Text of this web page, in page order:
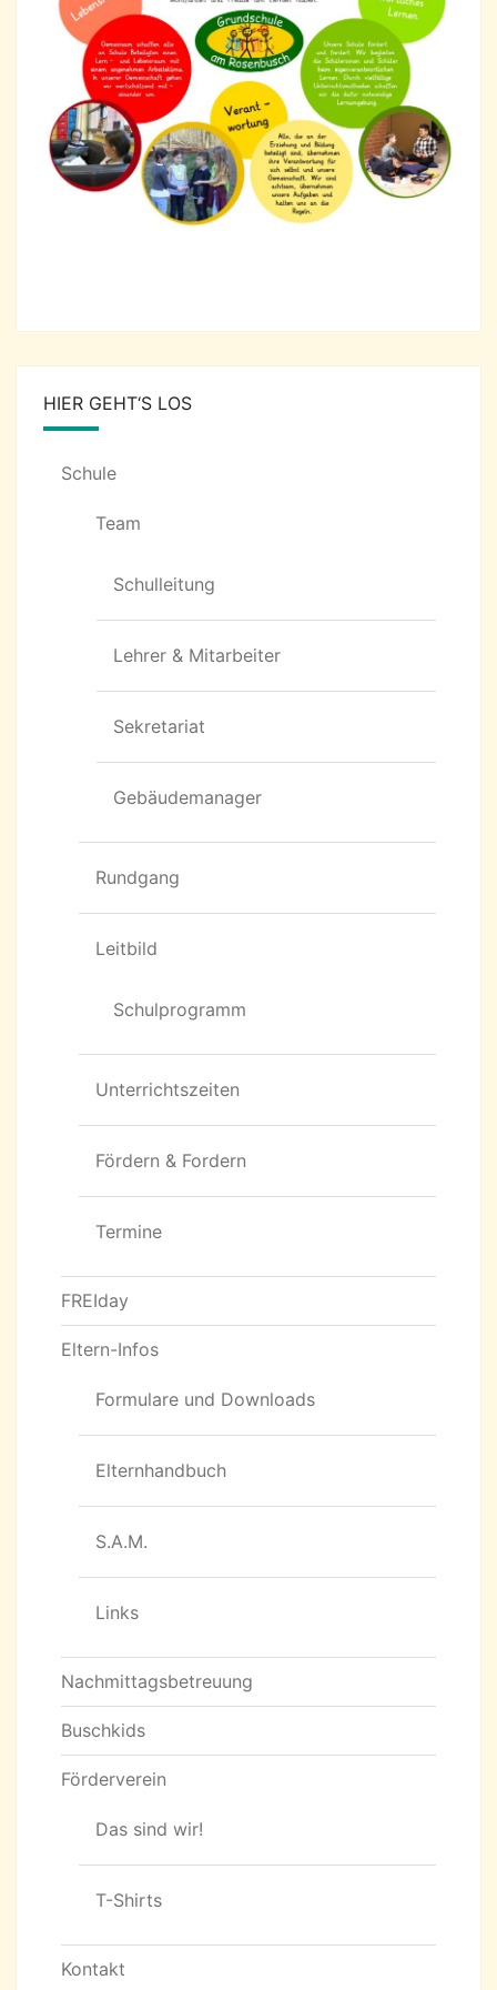
HIER GEHT‘S LOS
Schule
Team
Schulleitung
Lehrer & Mitarbeiter
Sekretariat
Gebäudemanager
Rundgang
Leitbild
Schulprogramm
Unterrichtszeiten
Fördern & Fordern
Termine
FREIday
Eltern-Infos
Formulare und Downloads
Elternhandbuch
S.A.M.
Links
Nachmittagsbetreuung
Buschkids
Förderverein
Das sind wir!
T-Shirts
Kontakt